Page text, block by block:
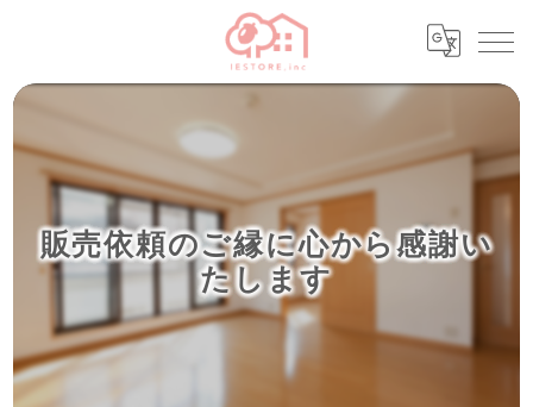
販売依頼のご縁に心から感謝い
たします